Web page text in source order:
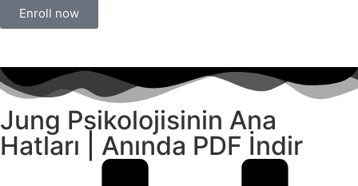
Enroll now
Jung Psikolojisinin Ana
Hatları | Anında PDF İndir